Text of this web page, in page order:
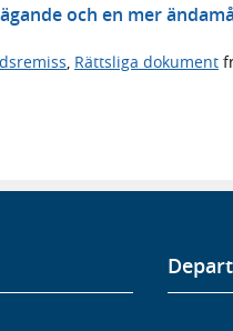
och en mer
Rättsliga dokument